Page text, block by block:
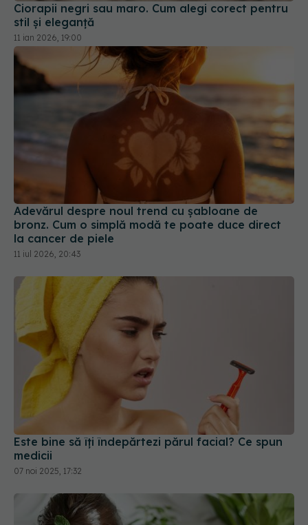
Ciorapii negri sau maro. Cum alegi corect pentru
stil și eleganță
11 ian 2026, 19:00
Adevărul despre noul trend cu șabloane de
bronz. Cum o simplă modă te poate duce direct
la cancer de piele
11 iul 2026, 20:43
Este bine să îți îndepărtezi părul facial? Ce spun
medicii
07 noi 2025, 17:32